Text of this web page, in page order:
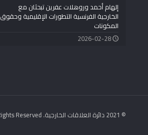
إلهام أحمد وروهلات عفرين تبحثان مع
الخارجية الفرنسية التطورات الإقليمية وحقوق
المكونات
2026-02-28
© 2021 دائرة العلاقات الخارجية. All Rights Reserved